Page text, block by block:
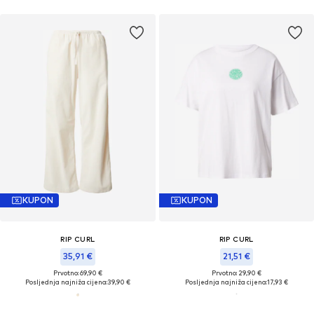
KUPON
RIP CURL
35,91 €
Prvotno: 69,90 €
Posljednja najniža cijena:39,90 €
KUPON
RIP CURL
21,51 €
Prvotno: 29,90 €
Posljednja najniža cijena:17,93 €